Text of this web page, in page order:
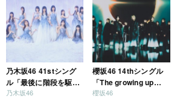
乃木坂46 41stシング
ル「最後に階段を駆け
上がったのはいつ
乃木坂46
櫻坂46 14thシングル
「The growing up
train」
櫻坂46